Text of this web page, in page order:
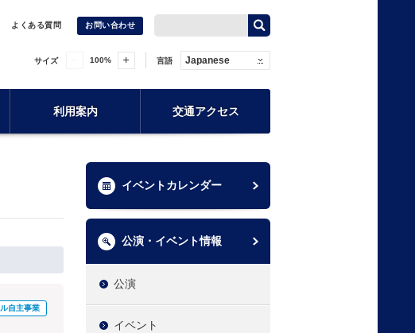
よくある質問 お問い合わせ
サイズ 100% 言語 Japanese
利用案内 交通アクセス
自主事業
イベントカレンダー
公演・イベント情報
公演
イベント